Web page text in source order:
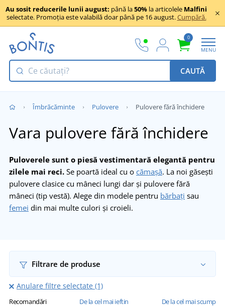
Au sosit reducerile lunii august: până la50% la articolele Malfini
selectate. Promoția este valabilă doar până pe 16 august.Cumpără.
0
MENU
CAUTĂ
Îmbrăcăminte Pulovere Pulovere fără închidere
Vara pulovere fără închidere
Puloverele sunt o piesă vestimentară elegantă pentru
zilele mai reci. Se poartă ideal cu o cămașă. La noi găsești
pulovere clasice cu mâneci lungi dar și pulovere fără
mâneci (tip vestă). Alege din modele pentru bărbați sau
femei din mai multe culori și croieli.
Filtrare de produse
Anulare filtre selectate (1)
Recomandări De la cel mai ieftin De la cel mai scump